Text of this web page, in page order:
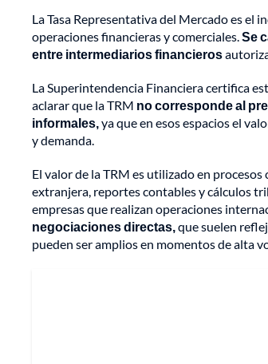
La Tasa Representativa del Mercado es el
operaciones financieras y comerciales.Se
entre intermediarios financieros
La Superintendencia Financiera certifica
aclarar que la TRM no corresponde al
informales,ya que en esos espacios el
y demanda.
El valor de la TRM es utilizado en
extranjera, reportes contables y cálculos
empresas que realizan operaciones
negociaciones directas,que suelen
pueden ser amplios en momentos de alta